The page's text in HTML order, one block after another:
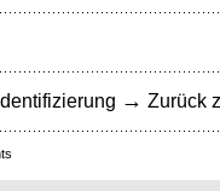
→ Zurück